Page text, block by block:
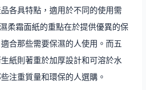
各具特點，適用於不同的使用需
柔霜面紙的重點在於提供優異的保
合那些需要保濕的人使用。而五
紙則著重於加厚設計和可溶於水
注重質量和環保的人選購。